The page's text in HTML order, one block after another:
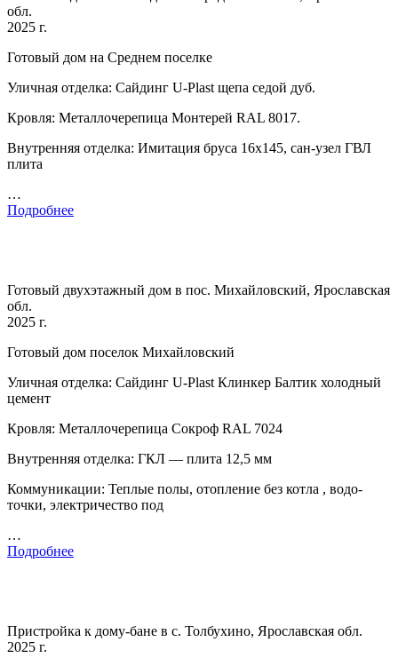
обл.
2025 г.
Готовый дом на Среднем поселке
Уличная отделка: Сайдинг U-Plast щепа седой дуб.
Кровля: Металлочерепица Монтерей RAL 8017.
Внутренняя отделка: Имитация бруса 16х145, сан-узел ГВЛ
плита
…
Подробнее
Готовый двухэтажный дом в пос. Михайловский, Ярославская
обл.
2025 г.
Готовый дом поселок Михайловский
Уличная отделка: Сайдинг U-Plast Клинкер Балтик холодный
цемент
Кровля: Металлочерепица Сокроф RAL 7024
Внутренняя отделка: ГКЛ — плита 12,5 мм
Коммуникации: Теплые полы, отопление без котла , водо-
точки, электричество под
…
Подробнее
Пристройка к дому-бане в с. Толбухино, Ярославская обл.
2025 г.